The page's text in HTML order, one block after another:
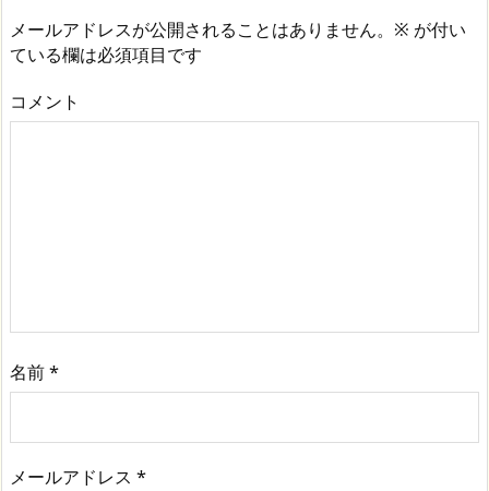
メールアドレスが公開されることはありません。 ※ が付い
ている欄は必須項目です
コメント
名前*
メールアドレス *